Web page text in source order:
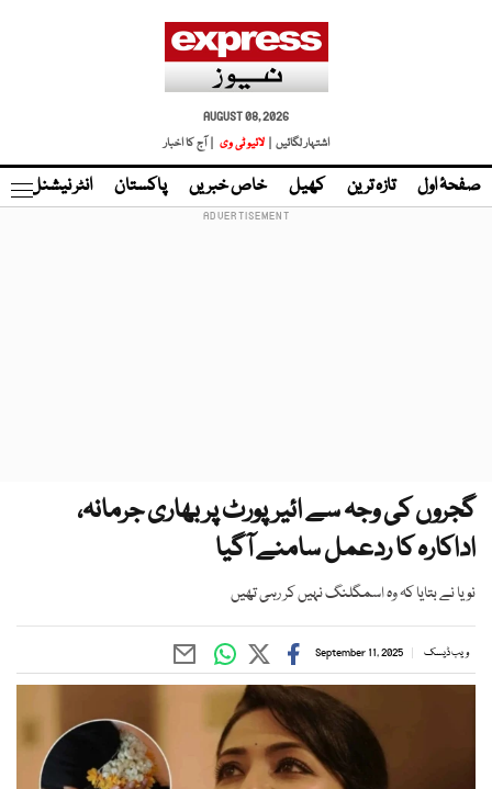
AUGUST 08, 2026
اشتہار لگائیں |
لائیو ٹی وی | آج کا اخبار
صفحۂ اول تازہ ترین کھیل خاص خبریں پاکستان انٹر نیشنل
گجروں کی وجہ سے ائیرپورٹ پر بھاری جرمانہ،
اداکارہ کا ردعمل سامنے آگیا
نویا نے بتایا کہ وہ اسمگلنگ نہیں کر رہی تھیں
ویب ڈیسک September 11, 2025